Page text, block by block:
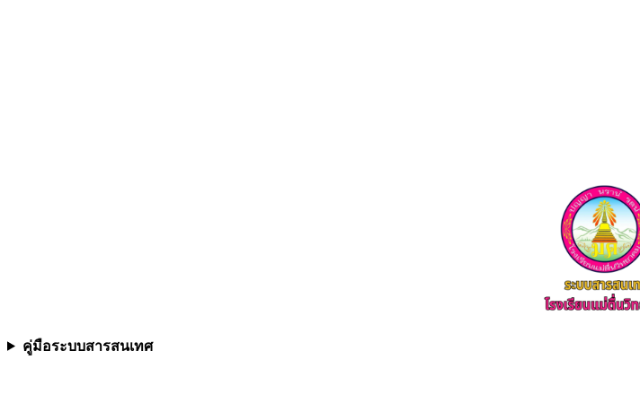
คู่มือระบบสารสนเทศ